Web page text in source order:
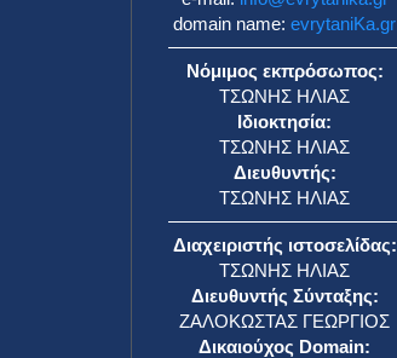
domain name:evrytaniKa.gr
Νόμιμος εκπρόσωπος:
ΤΣΩΝΗΣ ΗΛΙΑΣ
Ιδιοκτησία:
ΤΣΩΝΗΣ ΗΛΙΑΣ
Διευθυντής:
ΤΣΩΝΗΣ ΗΛΙΑΣ
Διαχειριστής ιστοσελίδας:
ΤΣΩΝΗΣ ΗΛΙΑΣ
Διευθυντής Σύνταξης:
ΖΑΛΟΚΩΣΤΑΣ ΓΕΩΡΓΙΟΣ
Δικαιούχος Domain: